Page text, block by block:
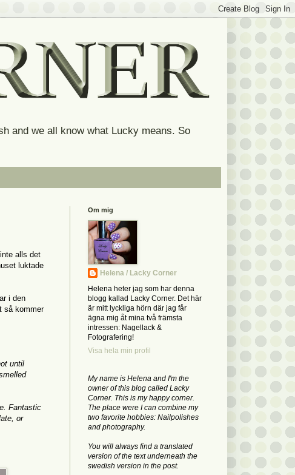
and we all know what Lucky means. So
alls det
luktade
i den
så kommer
until
Fantastic
or
Om mig
Helena / Lacky Corner
Helena heter jag som har denna
blogg kallad Lacky Corner. Det här
är mitt lyckliga hörn där jag får
ägna mig åt mina två främsta
intressen: Nagellack &
Fotografering!
Visa hela min profil
My name is Helena and I'm the
owner of this blog called Lacky
Corner. This is my happy corner.
The place were I can combine my
two favorite hobbies: Nailpolishes
and photography.
You will always find a translated
version of the text underneath the
swedish version in the post.